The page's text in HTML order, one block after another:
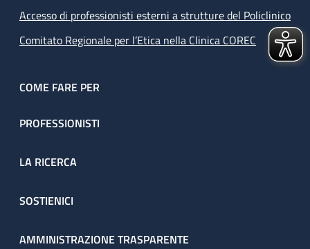
Accesso di professionisti esterni a strutture del Policlinico
Comitato Regionale per l’Etica nella Clinica COREC
COME FARE PER
PROFESSIONISTI
LA RICERCA
SOSTIENICI
AMMINISTRAZIONE TRASPARENTE